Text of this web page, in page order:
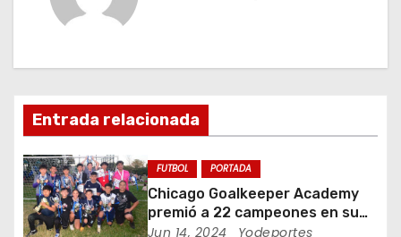
c
i
ó
n
d
Entrada relacionada
FUTBOL PORTADA
Chicago Goalkeeper Academy
premió a 22 campeones en su
torneo de porteros
Jun 14, 2024 Yodeportes